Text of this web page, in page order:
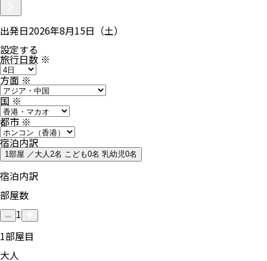
出発日2026年8月15日（土）
設定する
旅行日数 ※
方面※
国※
都市※
宿泊内訳
1部屋 ／大人2名 こども0名 乳幼児0名
宿泊内訳
部屋数
1
1部屋目
大人